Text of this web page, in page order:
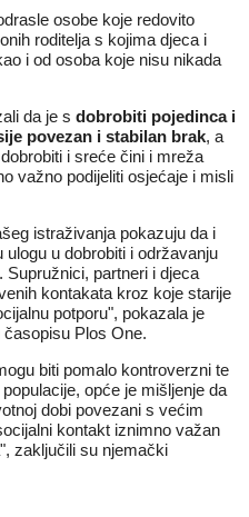
osobe koje redovito
roditelja s kojima djeca i
i od osoba koje nisu nikada
da je s dobrobiti pojedinca i
povezan i stabilan brak, a
i sreće čini i mreža
važno podijeliti osjećaje i misli
istraživanja pokazuju da i
u dobrobiti i održavanju
Supružnici, partneri i djeca
kontakata kroz koje starije
potporu", pokazala je
Plos One.
biti pomalo kontroverzni te
opće je mišljenje da
dobi povezani s većim
kontakt iznimno važan
zaključili su njemački